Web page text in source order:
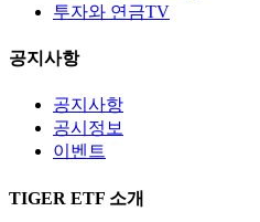
투자와 연금TV
공지사항
공지사항
공시정보
이벤트
TIGER ETF 소개